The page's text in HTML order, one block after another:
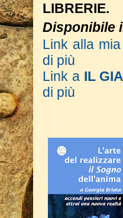
LIBRERIE.
Disponibile
Link alla
di più
Link a IL
di più